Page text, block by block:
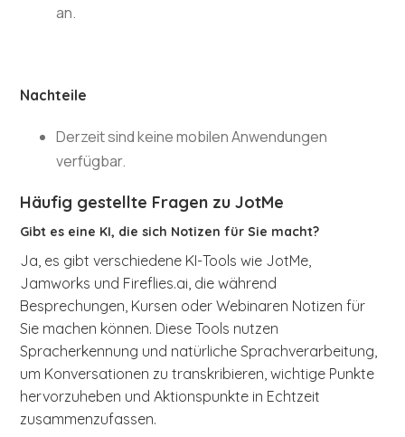
an.
Nachteile
Derzeit sind keine mobilen Anwendungen
verfügbar.
Häufig gestellte Fragen zu JotMe
Gibt es eine KI, die sich Notizen für Sie macht?
Ja, es gibt verschiedene KI-Tools wie JotMe,
Jamworks und Fireflies.ai, die während
Besprechungen, Kursen oder Webinaren Notizen für
Sie machen können. Diese Tools nutzen
Spracherkennung und natürliche Sprachverarbeitung,
um Konversationen zu transkribieren, wichtige Punkte
hervorzuheben und Aktionspunkte in Echtzeit
zusammenzufassen.